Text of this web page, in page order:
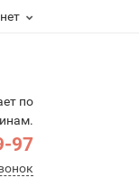
по
97